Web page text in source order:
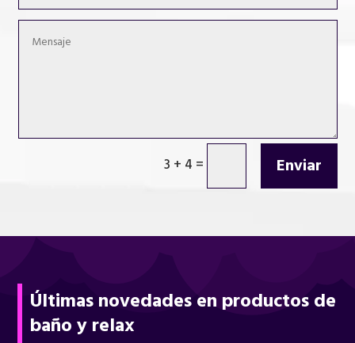
3 + 4 = Enviar
Últimas novedades en productos de
baño y relax